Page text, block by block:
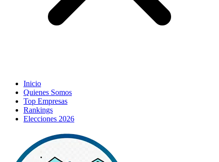
Inicio
Quienes Somos
Top Empresas
Rankings
Elecciones 2026